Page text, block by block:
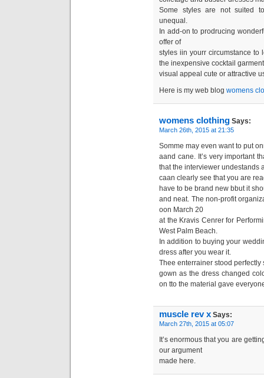
Some styles are not suited
unequal.
In add-on to prodrucing
offer of
styles iin yourr circumstance to
the inexpensive cocktail
visual appeal cute or attractive
Here is my web blog womens
womens clothing Says:
March 26th, 2015 at 21:35
Somme may even want to put
aand cane. It’s very important
that the interviewer undestands
caan clearly see that you are
have to be brand new bbut it
and neat. The non-profit
oon March 20
at the Kravis Cenrer for
West Palm Beach.
In addition to buying your
dress after you wear it.
Thee enterrainer stood perfectly
gown as the dress changed
on tto the material gave
muscle rev x Says:
March 27th, 2015 at 05:07
It’s enormous that you are
our argument
made here.